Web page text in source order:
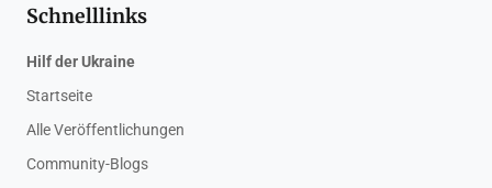
Schnelllinks
Hilf der Ukraine
Startseite
Alle Veröffentlichungen
Community-Blogs